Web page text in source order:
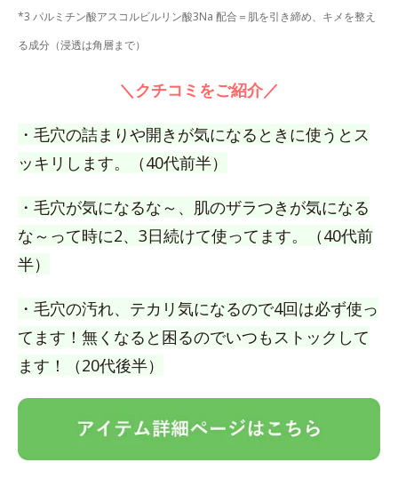
*3 パルミチン酸アスコルビルリン酸3Na 配合＝肌を引き締め、キメを整え
る成分（浸透は角層まで）
＼クチコミをご紹介／
・毛穴の詰まりや開きが気になるときに使うとス
ッキリします。（40代前半）
・毛穴が気になるな～、肌のザラつきが気になる
な～って時に2、3日続けて使ってます。（40代前
半）
・毛穴の汚れ、テカリ気になるので4回は必ず使っ
てます！無くなると困るのでいつもストックして
ます！（20代後半）